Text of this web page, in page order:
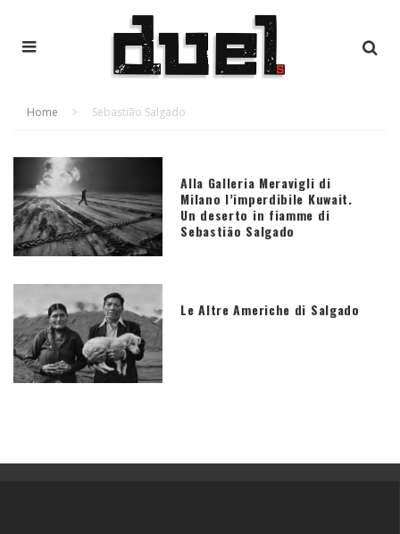
Home Sebastião Salgado
Alla Galleria Meravigli di
Milano l’imperdibile Kuwait.
Un deserto in fiamme di
Sebastião Salgado
Le Altre Americhe di Salgado